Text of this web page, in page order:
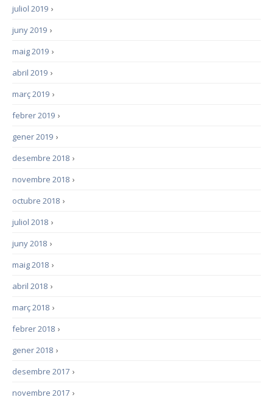
›
juliol 2019
›
juny 2019
›
maig 2019
›
abril 2019
›
març 2019
›
febrer 2019
›
gener 2019
›
desembre 2018
›
novembre 2018
›
octubre 2018
›
juliol 2018
›
juny 2018
›
maig 2018
›
abril 2018
›
març 2018
›
febrer 2018
›
gener 2018
›
desembre 2017
›
novembre 2017